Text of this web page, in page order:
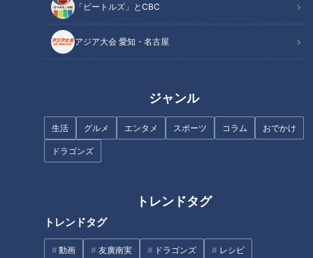
「ビートルズ」とCBC
アジア大会 愛知・名古屋
ジャンル
生活 グルメ エンタメ スポーツ コラム おでかけ
ドラゴンズ
トレンドタグ
トレンドタグ
動画 友廣南実 ドラゴンズ レシピ
柳投手はシーズンに入ると、6月1日時点で10試合に当番して4
勝1敗。防御率2.11と好調です。
ンの良し悪しはリンクしましたか？」
吉見「僕は全く別物だと思ってます」
オープン戦は気にしない
吉見さんは、4～5試合のオープン戦にはそれなりの考え方で
臨んでいるようです。